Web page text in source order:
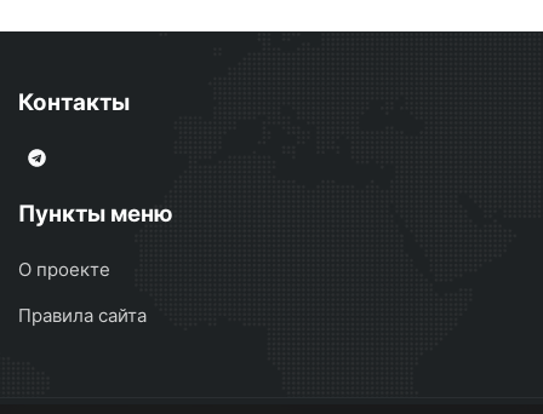
Контакты
Пункты меню
О проекте
Правила сайта